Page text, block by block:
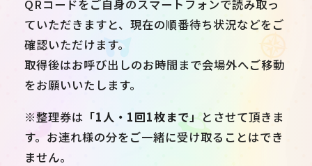
QRコードをご自身のスマートフォンで読み取っ
ていただきますと、現在の順番待ち状況などをご
確認いただけます。
取得後はお呼び出しのお時間まで会場外へご移動
をお願いいたします。
※整理券は 「1人・1回1枚まで」 とさせて頂きま
す。お連れ様の分をご一緒に受け取ることはでき
ません。